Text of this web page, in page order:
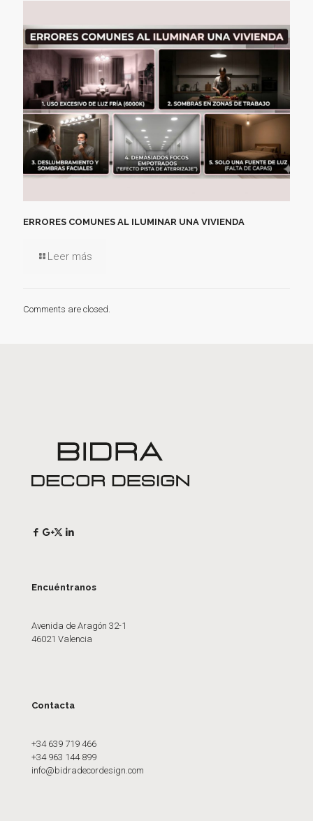
ERRORES COMUNES AL ILUMINAR UNA VIVIENDA
Leer más
Comments are closed.
Encuéntranos
Avenida de Aragón 32-1
46021 Valencia
Contacta
+34 639 719 466
+34 963 144 899
info@bidradecordesign.com